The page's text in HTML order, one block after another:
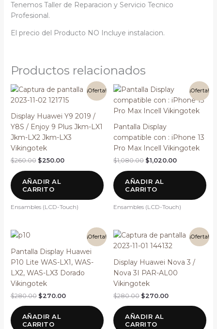
Tenemos Taller de Reparacion y Servicio Tecnico
Profesional.
El precio del Producto NO Incluye instalacion.
Productos relacionados
¡Oferta!
Display Huawei Y9 2019 /
Y8S / Enjoy 9 Plus Jkm-LX1
Jkm-LX2 Jkm-LX3
Vikingotek
$260.00
El
precio
original
$260.00.
$250.00
El
actual
$250.00.
AÑADIR AL
CARRITO
Ensambles (LCD-Touch)
¡Oferta!
Pantalla Display
compatible con : iPhone 13
Pro Max Incell Vikingotek
$1,080.00
El
precio
original
era:
$1,020.00
precio
actual
es:
AÑADIR AL
CARRITO
Ensambles (LCD-Touch)
¡Oferta!
Pantalla Display Huawei
P10 Lite WAS-LX1, WAS-
LX2, WAS-LX3 Dorado
Vikingotek
$280.00
original
era:
$280.00.
$270.00
precio
actual
es:
$270.00.
AÑADIR AL
CARRITO
¡Oferta!
Display Huawei Nova 3 /
Nova 3I PAR-AL00
Vikingotek
$280.00
El
precio
original
$280.00.
$270.00
El
precio
actual
$270.00.
AÑADIR AL
CARRITO